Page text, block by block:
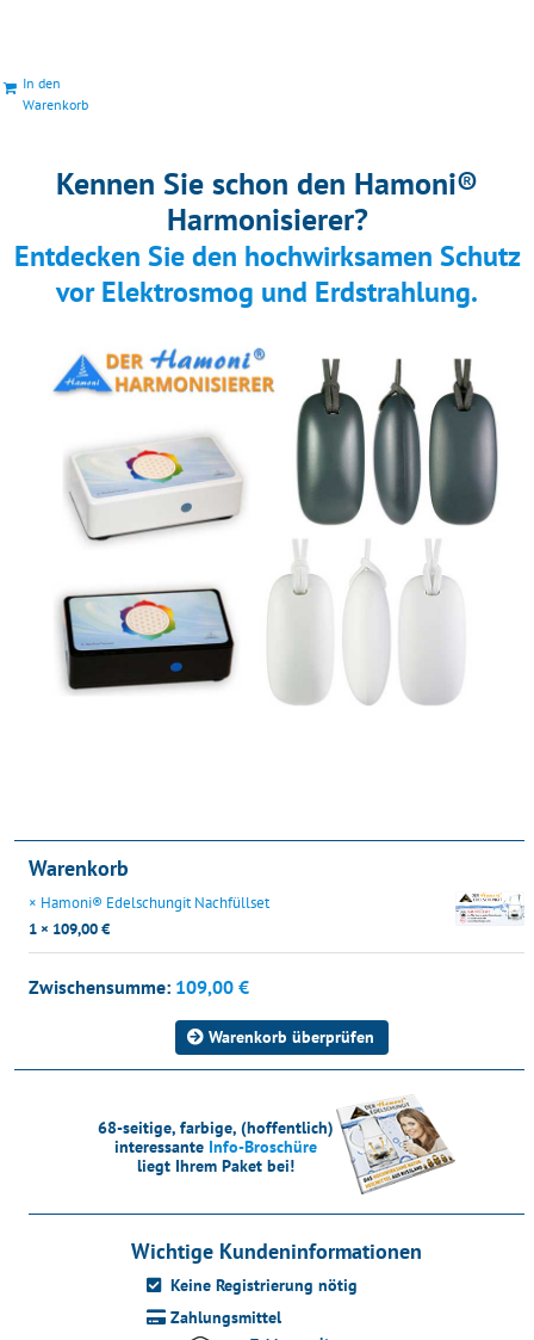
In den
Warenkorb
Kennen Sie schon den Hamoni®
Harmonisierer?
Entdecken Sie den hochwirksamen Schutz
vor Elektrosmog und Erdstrahlung.
Warenkorb
× Hamoni® Edelschungit Nachfüllset
1 × 109,00€
Zwischensumme: 109,00 €
Warenkorb überprüfen
68-seitige, farbige, (hoffentlich)
interessante Info-Broschüre
liegt Ihrem Paket bei!
Wichtige Kundeninformationen
Keine Registrierung nötig
Zahlungsmittel